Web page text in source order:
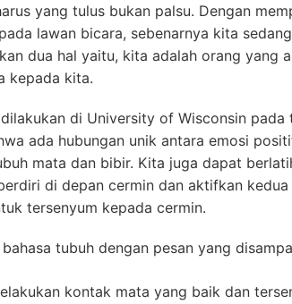
yang tulus bukan palsu. Dengan
lawan bicara, sebenarnya kita sedang
dua hal yaitu, kita adalah orang yang
kepada kita.
di University of Wisconsin pada
ada hubungan unik antara emosi
mata dan bibir. Kita juga dapat
di depan cermin dan aktifkan
tersenyum kepada cermin.
tubuh dengan pesan yang
kontak mata yang baik dan